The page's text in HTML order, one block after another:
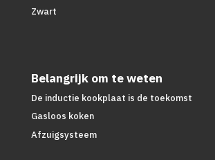
Zwart
Belangrijk om te weten
De inductie kookplaat is de toekomst
Gasloos koken
Afzuigsysteem